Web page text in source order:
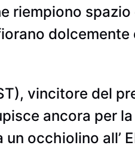
riempiono
vincitore del
ancora per
occhiolino all’